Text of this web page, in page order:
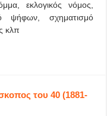
εκλογικός νόμος,
ψήφων, σχηματισμό
κλπ
του 40 (1881-